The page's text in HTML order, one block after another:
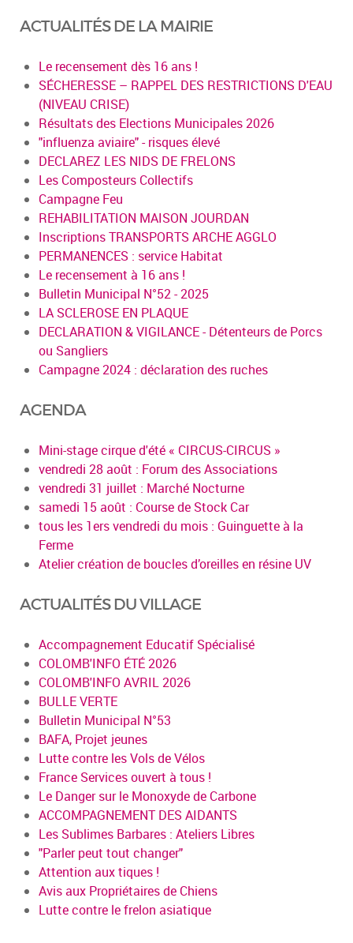
ACTUALITÉS DE LA MAIRIE
Le recensement dès 16 ans !
SÉCHERESSE – RAPPEL DES RESTRICTIONS D'EAU
(NIVEAU CRISE)
Résultats des Elections Municipales 2026
"influenza aviaire" - risques élevé
DECLAREZ LES NIDS DE FRELONS
Les Composteurs Collectifs
Campagne Feu
REHABILITATION MAISON JOURDAN
Inscriptions TRANSPORTS ARCHE AGGLO
PERMANENCES : service Habitat
Le recensement à 16 ans !
Bulletin Municipal N°52 - 2025
LA SCLEROSE EN PLAQUE
DECLARATION & VIGILANCE - Détenteurs de Porcs
ou Sangliers
Campagne 2024 : déclaration des ruches
AGENDA
Mini-stage cirque d'été « CIRCUS-CIRCUS »
vendredi 28 août : Forum des Associations
vendredi 31 juillet : Marché Nocturne
samedi 15 août : Course de Stock Car
tous les 1ers vendredi du mois : Guinguette à la
Ferme
Atelier création de boucles d’oreilles en résine UV
ACTUALITÉS DU VILLAGE
Accompagnement Educatif Spécialisé
COLOMB'INFO ÉTÉ 2026
COLOMB'INFO AVRIL 2026
BULLE VERTE
Bulletin Municipal N°53
BAFA, Projet jeunes
Lutte contre les Vols de Vélos
France Services ouvert à tous !
Le Danger sur le Monoxyde de Carbone
ACCOMPAGNEMENT DES AIDANTS
Les Sublimes Barbares : Ateliers Libres
"Parler peut tout changer"
Attention aux tiques !
Avis aux Propriétaires de Chiens
Lutte contre le frelon asiatique